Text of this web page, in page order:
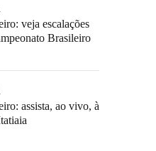
veja escalações
Brasileiro
assista, ao vivo, à